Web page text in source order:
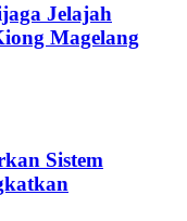
Jelajah
Magelang
Sistem